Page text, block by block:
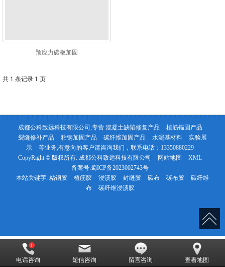
预应力碳板加固
共 1 条记录 1 页
成都公科致远科技有限公司,专营 混凝土缺陷修复产品
植筋锚固产品
裂缝修补产品
粘钢加固产品 碳纤维加固产品 水泥基材料
实验展
示
等业务,有意向的客户请咨询我们，联系电话： 13350880229
CopyRight © 版权所有: 成都公科致远科技有限公司 网站地图
XML
备案号:蜀ICP备2023002743号
本站关键字: 粘钢胶 植筋胶 浸渍胶 封缝胶 碳布 碳布胶
碳纤维
布
碳纤维浸渍胶
电话咨询 短信咨询 留言咨询 查看地图